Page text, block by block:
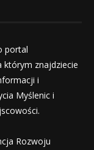
portal
którym znajdziecie
i
Myślenic i
Rozwoju